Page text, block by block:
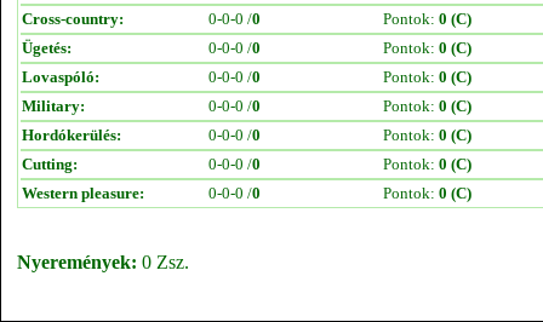
Cross-country:
0-0-0 /0 Pontok: 0 (C)
Ügetés:
0-0-0 /0 Pontok: 0 (C)
Lovaspóló:
0-0-0 /0 Pontok: 0 (C)
Military:
0-0-0 /0 Pontok: 0 (C)
Hordókerülés:
0-0-0 /0 Pontok: 0 (C)
Cutting:
0-0-0 /0 Pontok: 0 (C)
Western pleasure:
0-0-0 /0 Pontok: 0 (C)
Nyeremények: 0 Zsz.